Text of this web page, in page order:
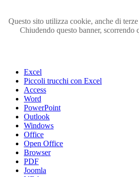
Questo sito utilizza cookie, anche di
Chiudendo questo banner, scorrendo
Visita i forum di SOS-OFFICE
Excel
Piccoli trucchi con Excel
Access
Word
PowerPoint
Outlook
Windows
Office
Open Office
Browser
PDF
Joomla